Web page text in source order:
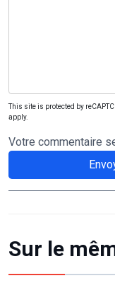
This site is protected by
apply.
Votre commentaire
Sur le